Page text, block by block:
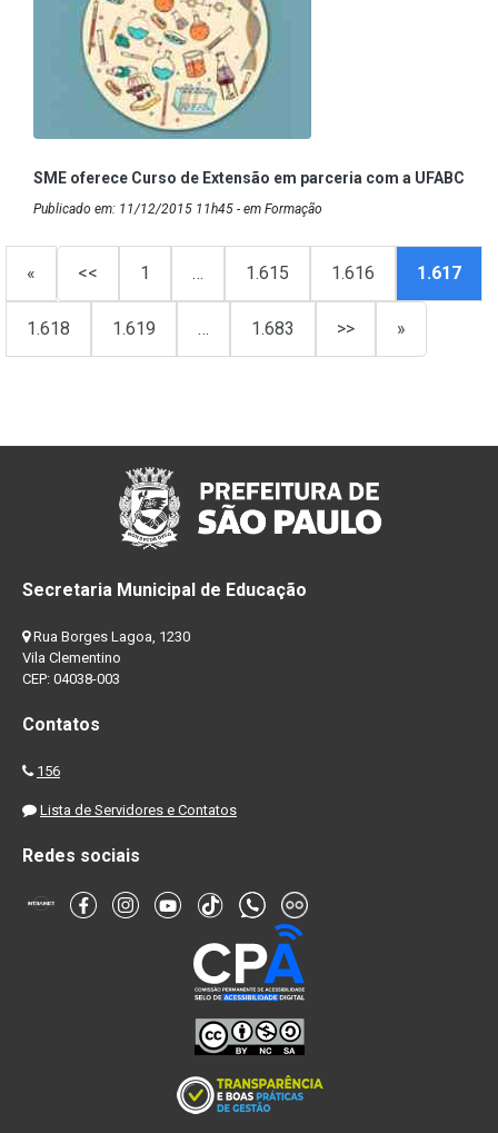
SME oferece Curso de Extensão em parceria com a UFABC
Publicado em: 11/12/2015 11h45 - em Formação
« << 1 … 1.615 1.616 1.617
1.618 1.619 … 1.683 >> »
Secretaria Municipal de Educação
Rua Borges Lagoa, 1230
Vila Clementino
CEP: 04038-003
Contatos
156
Lista de Servidores e Contatos
Redes sociais